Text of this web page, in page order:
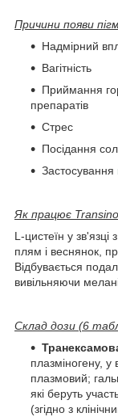
Причини появи
Надмірний
Вагітність
Приймання
препаратів
Стрес
Посідання
Застосування
Як працює
L-цистеїн у зв'язці
плям і веснянок,
Відбувається
вивільняючи
Склад дози (6
плазміногену,
плазмовий;
які беруть
(згідно з